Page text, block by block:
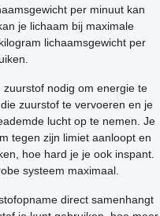
per minuut kan
je lichaam bij maximale
lichaamsgewicht per
nodig om energie te
zuurstof te vervoeren en je
lucht op te nemen. Je
tegen zijn limiet aanloopt en
hoe hard je je ook inspant.
systeem maximaal.
direct samenhangt